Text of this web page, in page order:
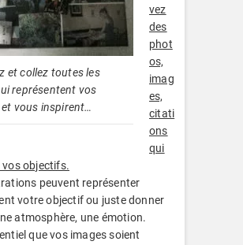
et collez toutes les
représentent vos
vous inspirent…
vez
des
phot
os,
imag
es,
citati
ons
qui
objectifs.
peuvent représenter
votre objectif ou juste donner
atmosphère, une émotion.
que vos images soient